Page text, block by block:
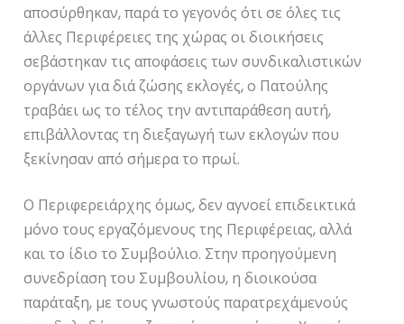
αποσύρθηκαν, παρά το γεγονός ότι σε όλες τις
άλλες Περιφέρειες της χώρας οι διοικήσεις
σεβάστηκαν τις αποφάσεις των συνδικαλιστικών
οργάνων για διά ζώσης εκλογές, ο Πατούλης
τραβάει ως το τέλος την αντιπαράθεση αυτή,
επιβάλλοντας τη διεξαγωγή των εκλογών που
ξεκίνησαν από σήμερα το πρωί.
Ο Περιφερειάρχης όμως, δεν αγνοεί επιδεικτικά
μόνο τους εργαζόμενους της Περιφέρειας, αλλά
και το ίδιο το Συμβούλιο. Στην προηγούμενη
συνεδρίαση του Συμβουλίου, η διοικούσα
παράταξη, με τους γνωστούς παρατρεχάμενούς